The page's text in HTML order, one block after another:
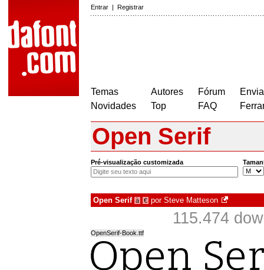
Entrar | Registrar
Temas
Novidades
Autores
Top
Fórum
FAQ
Open Serif
Pré-visualização customizada
Open Serif à € por Steve Matteson
115.474
OpenSerif-Book.ttf